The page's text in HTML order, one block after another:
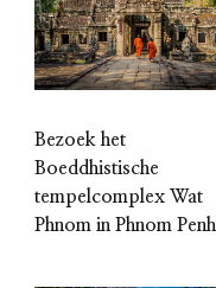
Bezoek het
Boeddhistische
tempelcomplex Wat
Phnom in Phnom Penh